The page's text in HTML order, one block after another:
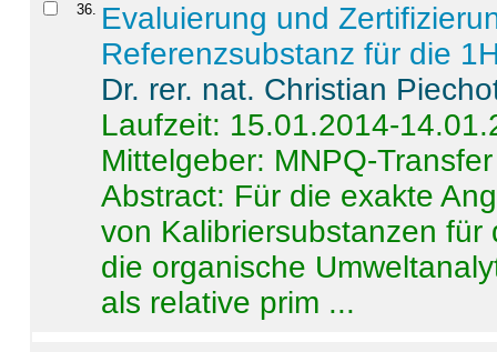
36. Evaluierung und
Referenzsubstanz für die
Dr. rer. nat. Christian
Laufzeit: 15.01.2014-
Mittelgeber: MNPQ-Transfer
Abstract: Für die exakte
von Kalibriersubstanzen
die organische
als relative prim ...